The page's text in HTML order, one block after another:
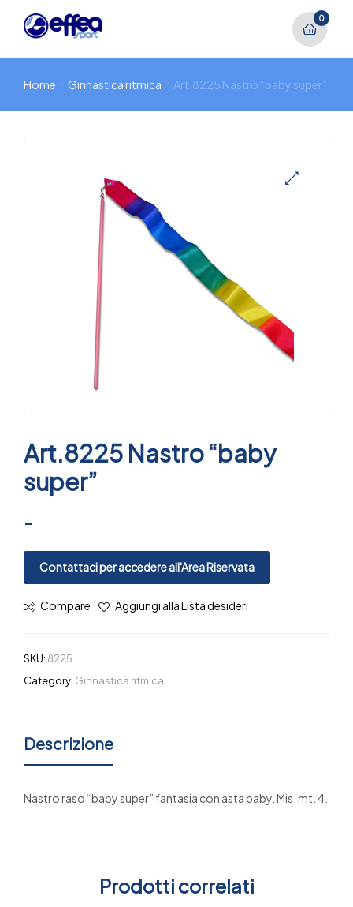
0
Home Ginnastica ritmica Art.8225 Nastro “baby super”
Art.8225 Nastro “baby
super”
-
Contattaci per accedere all'Area Riservata
Compare Aggiungi alla Lista desideri
SKU: 8225
Category: Ginnastica ritmica
Descrizione
Nastro raso “baby super” fantasia con asta baby. Mis. mt. 4.
Prodotti correlati